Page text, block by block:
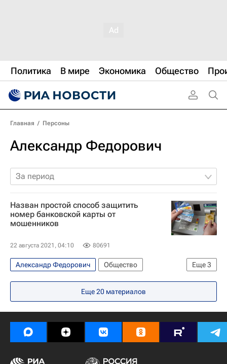
Политика В мире Экономика Общество
Главная / Персоны
Александр Федорович
За период
Назван простой способ защитить
номер банковской карты от
мошенников
22 августа 2021, 04:10 80691
Еще3
Александр Федорович
Общество
Технологии
Мошенничество
Россия
Еще20 материалов